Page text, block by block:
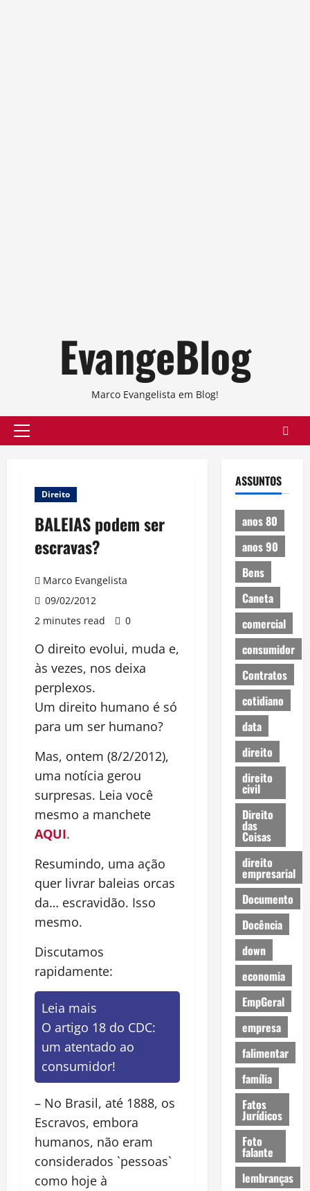
EvangeBlog
Marco Evangelista em Blog!
Primary
Direito
BALEIAS podem ser
escravas?
Marco Evangelista
09/02/2012
2 minutes read
0
O direito evolui, muda e,
às vezes, nos deixa
perplexos.
Um direito humano é só
para um ser humano?
Mas, ontem (8/2/2012),
uma notícia gerou
surpresas. Leia você
mesmo a manchete
AQUI.
Resumindo, uma ação
quer livrar baleias orcas
da… escravidão. Isso
mesmo.
Discutamos
rapidamente:
Leia mais
O artigo 18 do CDC:
um atentado ao
consumidor!
– No Brasil, até 1888, os
Escravos, embora
humanos, não eram
considerados `pessoas`
como hoje à
ASSUNTOS
anos 80
anos 90
Bens
Caneta
comercial
consumidor
Contratos
cotidiano
data
direito
direito
civil
Direito
das
Coisas
direito
empresarial
Documento
Docência
down
economia
EmpGeral
empresa
falimentar
família
Fatos
Jurídicos
Foto
falante
lembranças